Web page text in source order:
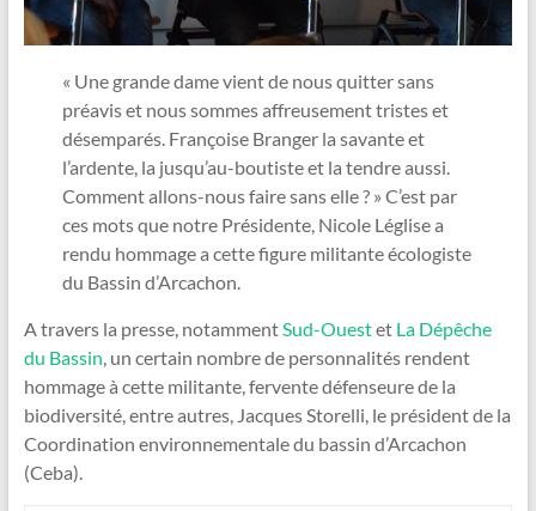
« Une grande dame vient de nous quitter sans
préavis et nous sommes affreusement tristes et
désemparés. Françoise Branger la savante et
l’ardente, la jusqu’au-boutiste et la tendre aussi.
Comment allons-nous faire sans elle ? » C’est par
ces mots que notre Présidente, Nicole Léglise a
rendu hommage a cette figure militante écologiste
du Bassin d’Arcachon.
A travers la presse, notamment Sud-Ouestet La Dépêche
du Bassin , un certain nombre de personnalités rendent
hommage à cette militante, fervente défenseure de la
biodiversité, entre autres, Jacques Storelli, le président de la
Coordination environnementale du bassin d’Arcachon
(Ceba).